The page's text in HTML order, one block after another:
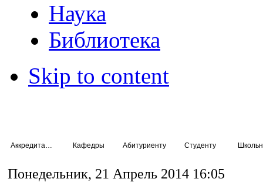
Наука
Библиотека
Skip to content
Кафедры Абитуриенту Студенту
Понедельник, 21 Апрель 2014 16:05